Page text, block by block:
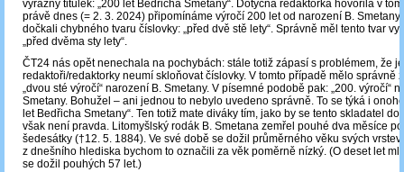
výrazný titulek: „200 let Bedřicha Smetany“. Dotyčná redaktorka hovořila v
právě dnes (= 2. 3. 2024) připomínáme výročí 200 let od narození B. Smetany.
dočkali chybného tvaru číslovky: „před dvě stě lety“. Správně měl tento tvar
„před dvěma sty lety“.
ČT24 nás opět nenechala na pochybách: stále totiž zápasí s problémem, že
redaktoři/redaktorky neumí skloňovat číslovky. V tomto případě mělo správně
„dvou sté výročí“ narození B. Smetany. V písemné podobě pak: „200. výročí“
Smetany. Bohužel – ani jednou to nebylo uvedeno správně. To se týká i
let Bedřicha Smetany“. Ten totiž mate diváky tím, jako by se tento skladatel
však není pravda. Litomyšlský rodák B. Smetana zemřel pouhé dva měsíce
šedesátky (†12. 5. 1884). Ve své době se dožil průměrného věku svých
z dnešního hlediska bychom to označili za věk poměrně nízký. (O deset let
se dožil pouhých 57 let.)